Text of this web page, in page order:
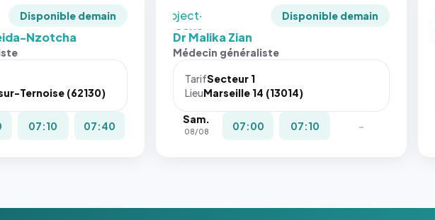
Disponible demain
Nzotcha
Ternoise (62130)
07:10 07:40
`object-
fit: cover`.
Sans ces
navigateur
pas la
place, et
Disponible demain
Dr Malika Zian
Médecin généraliste
TarifSecteur 1
LieuMarseille 14 (13014)
Sam.
08/08 07:00 07:10 -